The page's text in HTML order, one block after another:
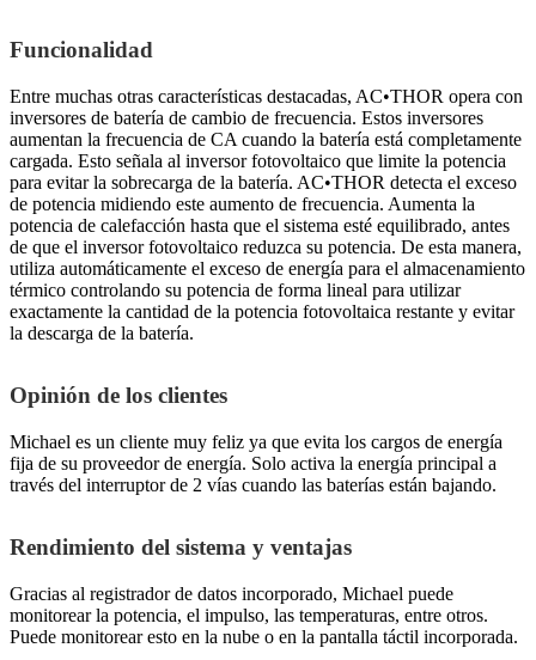
Funcionalidad
Entre muchas otras características destacadas, AC•THOR opera con
inversores de batería de cambio de frecuencia. Estos inversores
aumentan la frecuencia de CA cuando la batería está completamente
cargada. Esto señala al inversor fotovoltaico que limite la potencia
para evitar la sobrecarga de la batería. AC•THOR detecta el exceso
de potencia midiendo este aumento de frecuencia. Aumenta la
potencia de calefacción hasta que el sistema esté equilibrado, antes
de que el inversor fotovoltaico reduzca su potencia. De esta manera,
utiliza automáticamente el exceso de energía para el almacenamiento
térmico controlando su potencia de forma lineal para utilizar
exactamente la cantidad de la potencia fotovoltaica restante y evitar
la descarga de la batería.
Opinión de los clientes
Michael es un cliente muy feliz ya que evita los cargos de energía
fija de su proveedor de energía. Solo activa la energía principal a
través del interruptor de 2 vías cuando las baterías están bajando.
Rendimiento del sistema y ventajas
Gracias al registrador de datos incorporado, Michael puede
monitorear la potencia, el impulso, las temperaturas, entre otros.
Puede monitorear esto en la nube o en la pantalla táctil incorporada.